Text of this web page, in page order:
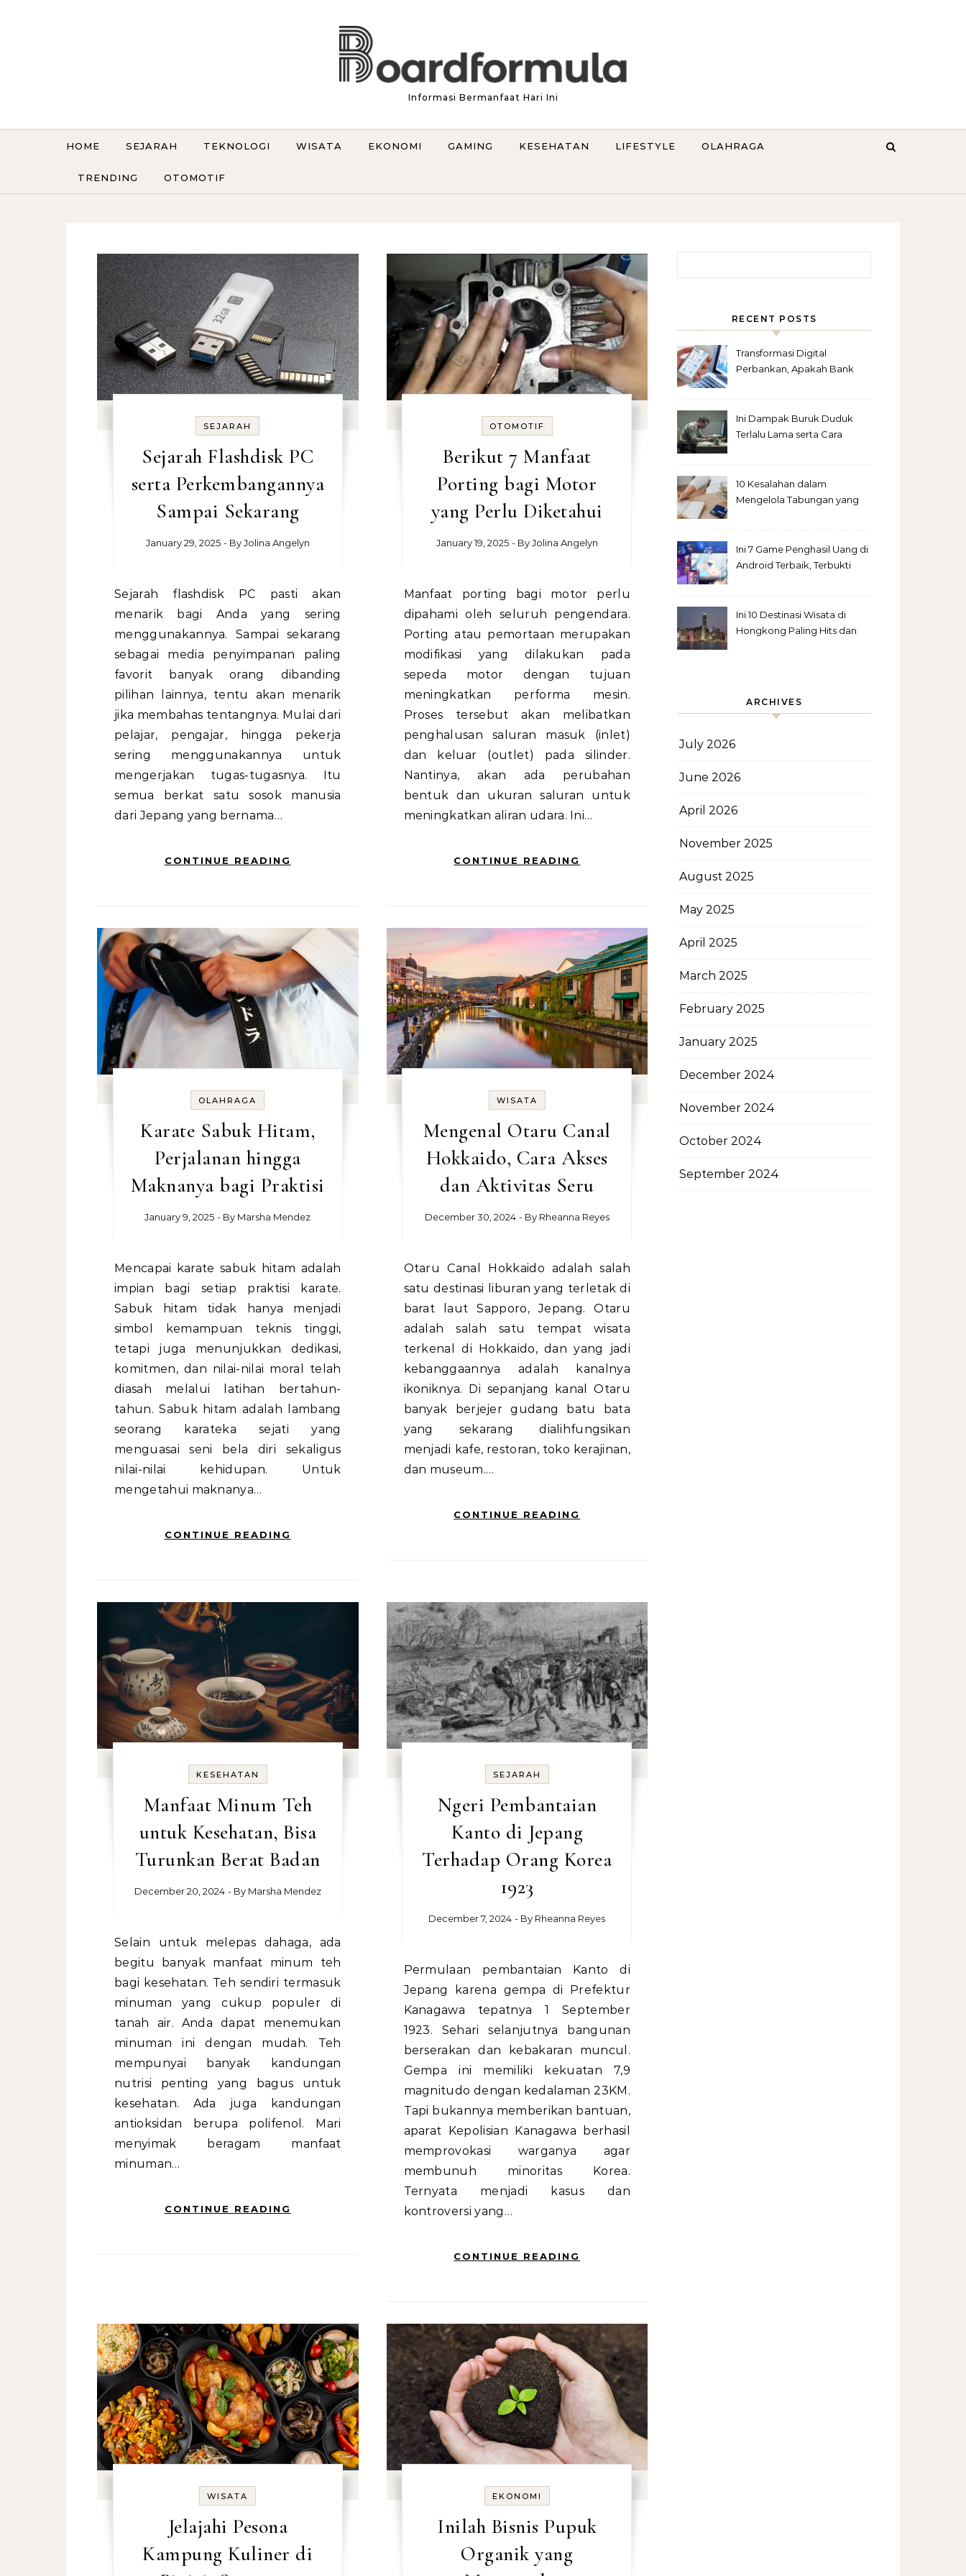
Informasi Bermanfaat Hari Ini
HOME SEJARAH TEKNOLOGI WISATA EKONOMI GAMING KESEHATAN LIFESTYLE OLAHRAGA
TRENDING OTOMOTIF
SEJARAH
Sejarah Flashdisk PC
serta Perkembangannya
Sampai Sekarang
January 29, 2025 - ByJolina Angelyn
Sejarah flashdisk PC pasti akan
menarik bagi Anda yang sering
menggunakannya. Sampai sekarang
sebagai media penyimpanan paling
favorit banyak orang dibanding
pilihan lainnya, tentu akan menarik
jika membahas tentangnya. Mulai dari
pelajar, pengajar, hingga pekerja
sering menggunakannya untuk
mengerjakan tugas-tugasnya. Itu
semua berkat satu sosok manusia
dari Jepang yang bernama…
CONTINUE READING
OTOMOTIF
Berikut 7 Manfaat
Porting bagi Motor
yang Perlu Diketahui
January 19, 2025 - ByJolina Angelyn
Manfaat porting bagi motor perlu
dipahami oleh seluruh pengendara.
Porting atau pemortaan merupakan
modifikasi yang dilakukan pada
sepeda motor dengan tujuan
meningkatkan performa mesin.
Proses tersebut akan melibatkan
penghalusan saluran masuk (inlet)
dan keluar (outlet) pada silinder.
Nantinya, akan ada perubahan
bentuk dan ukuran saluran untuk
meningkatkan aliran udara. Ini…
CONTINUE READING
OLAHRAGA
Karate Sabuk Hitam,
Perjalanan hingga
Maknanya bagi Praktisi
January 9, 2025 - By Marsha Mendez
Mencapai karate sabuk hitam adalah
impian bagi setiap praktisi karate.
Sabuk hitam tidak hanya menjadi
simbol kemampuan teknis tinggi,
tetapi juga menunjukkan dedikasi,
komitmen, dan nilai-nilai moral telah
diasah melalui latihan bertahun-
tahun. Sabuk hitam adalah lambang
seorang karateka sejati yang
menguasai seni bela diri sekaligus
nilai-nilai kehidupan. Untuk
mengetahui maknanya…
CONTINUE READING
WISATA
Mengenal Otaru Canal
Hokkaido, Cara Akses
dan Aktivitas Seru
December 30, 2024 - By Rheanna Reyes
Otaru Canal Hokkaido adalah salah
satu destinasi liburan yang terletak di
barat laut Sapporo, Jepang. Otaru
adalah salah satu tempat wisata
terkenal di Hokkaido, dan yang jadi
kebanggaannya adalah kanalnya
ikoniknya. Di sepanjang kanal Otaru
banyak berjejer gudang batu bata
yang sekarang dialihfungsikan
menjadi kafe, restoran, toko kerajinan,
dan museum.…
CONTINUE READING
KESEHATAN
Manfaat Minum Teh
untuk Kesehatan, Bisa
Turunkan Berat Badan
December 20, 2024 - By Marsha Mendez
Selain untuk melepas dahaga, ada
begitu banyak manfaat minum teh
bagi kesehatan. Teh sendiri termasuk
minuman yang cukup populer di
tanah air. Anda dapat menemukan
minuman ini dengan mudah. Teh
mempunyai banyak kandungan
nutrisi penting yang bagus untuk
kesehatan. Ada juga kandungan
antioksidan berupa polifenol. Mari
menyimak beragam manfaat
minuman…
CONTINUE READING
SEJARAH
Ngeri Pembantaian
Kanto di Jepang
Terhadap Orang Korea
1923
December 7, 2024 - By Rheanna Reyes
Permulaan pembantaian Kanto di
Jepang karena gempa di Prefektur
Kanagawa tepatnya 1 September
1923. Sehari selanjutnya bangunan
berserakan dan kebakaran muncul.
Gempa ini memiliki kekuatan 7,9
magnitudo dengan kedalaman 23KM.
Tapi bukannya memberikan bantuan,
aparat Kepolisian Kanagawa berhasil
memprovokasi warganya agar
membunuh minoritas Korea.
Ternyata menjadi kasus dan
kontroversi yang…
CONTINUE READING
WISATA
Jelajahi Pesona
Kampung Kuliner di
EKONOMI
Inilah Bisnis Pupuk
Organik yang
RECENT POSTS
Transformasi Digital
Perbankan, Apakah Bank
Ini Dampak Buruk Duduk
Terlalu Lama serta Cara
10 Kesalahan dalam
Mengelola Tabungan yang
Ini 7 Game Penghasil Uang di
Android Terbaik, Terbukti
Ini 10 Destinasi Wisata di
Hongkong Paling Hits dan
ARCHIVES
July 2026
June 2026
April 2026
November 2025
August 2025
May 2025
April 2025
March 2025
February 2025
January 2025
December 2024
November 2024
October 2024
September 2024